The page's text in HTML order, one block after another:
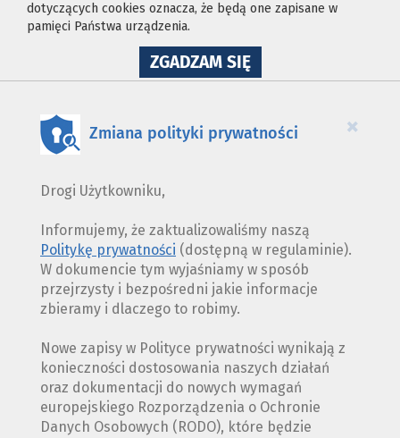
dotyczących cookies oznacza, że będą one zapisane w
pamięci Państwa urządzenia.
ZGADZAM SIĘNA
WYKORZYSTANIE
×
Zmiana polityki prywatności
Drogi Użytkowniku,
Informujemy, że zaktualizowaliśmy naszą
Politykę prywatności (dostępną w regulaminie).
W dokumencie tym wyjaśniamy w sposób
przejrzysty i bezpośredni jakie informacje
zbieramy i dlaczego to robimy.
Nowe zapisy w Polityce prywatności wynikają z
konieczności dostosowania naszych działań
oraz dokumentacji do nowych wymagań
europejskiego Rozporządzenia o Ochronie
Danych Osobowych (RODO), które będzie